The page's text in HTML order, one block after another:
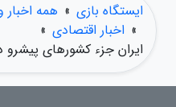
ایستگاه بازی » همه اخبار
» اخبار اقتصادی »
ایران جزء کشورهای